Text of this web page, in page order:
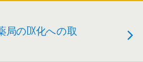
局のDX化への取